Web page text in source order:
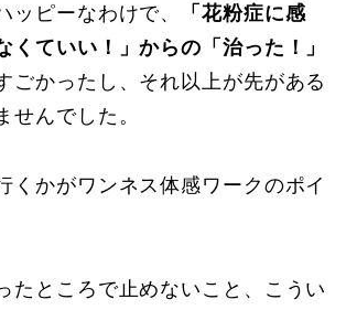
ッピーなわけで、
「花粉症に感
くていい！」からの「治った！」
ごかったし、それ以上が先がある
せんでした。
くかがワンネス体感ワークのポイ
たところで止めないこと、こうい